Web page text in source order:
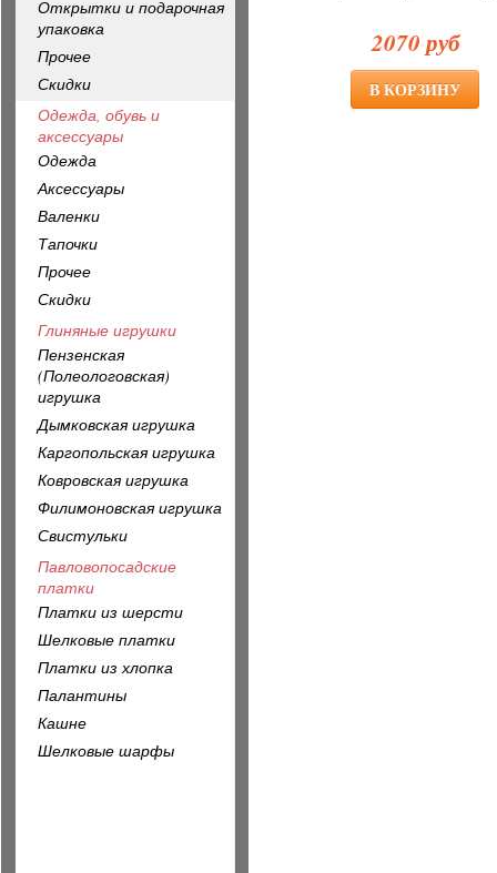
2070 руб
Открытки и подарочная
упаковка
Прочее
Скидки
Одежда, обувь и
аксессуары
Одежда
Аксессуары
Валенки
Тапочки
Прочее
Скидки
Глиняные игрушки
Пензенская
(Полеологовская)
игрушка
Дымковская игрушка
Каргопольская игрушка
Ковровская игрушка
Филимоновская игрушка
Свистульки
Павловопосадские
платки
Платки из шерсти
Шелковые платки
Платки из хлопка
Палантины
Кашне
Шелковые шарфы